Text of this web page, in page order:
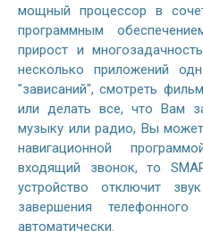
мощный процессор в
программным
прирост и
несколько приложений
"зависаний", смотреть
или делать все, что Вам
музыку или радио, Вы
навигационной
входящий звонок, то
устройство отключит
завершения телефонного
автоматически.